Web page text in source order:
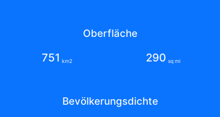
Oberfläche
751 km2 290 sq mi
Bevölkerungsdichte